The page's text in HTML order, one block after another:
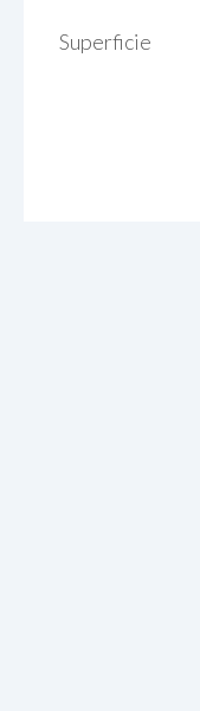
Superficie